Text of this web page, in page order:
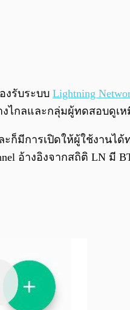
งรับระบบ Lightning
งไกลและกลุ่มผู้ทดสอบดูเ
ก็มีการเปิดให้ผู้ใช้งานไ
อ้างอิงจากสถิติ LN มี